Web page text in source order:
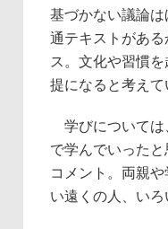
基づかない議論
通テキストがあ
ス。文化や習慣
提になると考えて
学びについては
で学んでいった
コメント。両親
い遠くの人、い